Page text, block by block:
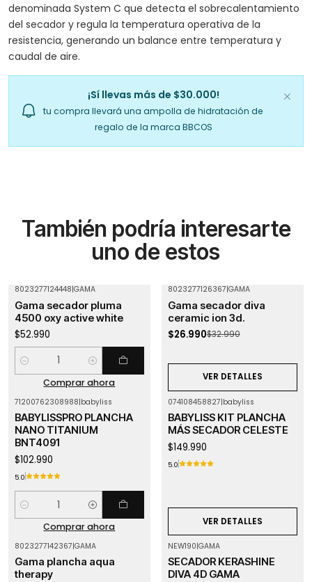
denominada System C que detecta el sobrecalentamiento
del secador y regula la temperatura operativa de la
resistencia, generando un balance entre temperatura y
caudal de aire.
¡Sí llevas más de $30.000!
tu compra llevará una ampolla de hidratación de
regalo de la marca BBCOS
También podría interesarte
uno de estos
8023277124448|GAMA
Gama secador pluma
4500 oxy active white
$52.990
Cantidad
Comprar ahora
Agotado
8023277126367|GAMA
Gama secador diva
ceramic ion 3d.
$26.990$32.990
VER DETALLES
71200762308988|babyliss
BABYLISSPRO PLANCHA
NANO TITANIUM
BNT4091
$102.990
5.0
Cantidad
Comprar ahora
074108458827|babyliss
BABYLISS KIT PLANCHA
MÁS SECADOR CELESTE
$149.990
5.0
VER DETALLES
8023277142367|GAMA
Gama plancha aqua
therapy
Agotado
NEW190|GAMA
SECADOR KERASHINE
DIVA 4D GAMA